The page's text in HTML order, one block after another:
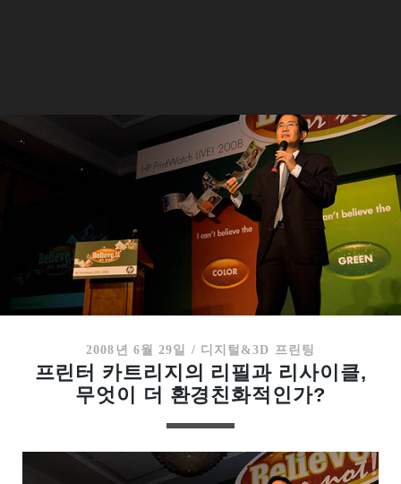
2008년 6월 29일 / 디지털&3D 프린팅
프린터 카트리지의 리필과 리사이클,
무엇이 더 환경친화적인가?